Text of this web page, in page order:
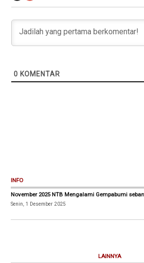
0 KOMENTAR
INFO
November 2025 NTB Mengalami Gempabumi
Senin, 1 Desember 2025
LAINNYA